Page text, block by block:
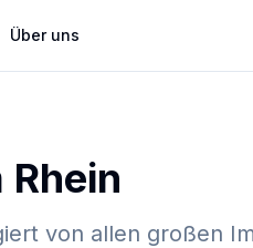
Über uns
von allen großen